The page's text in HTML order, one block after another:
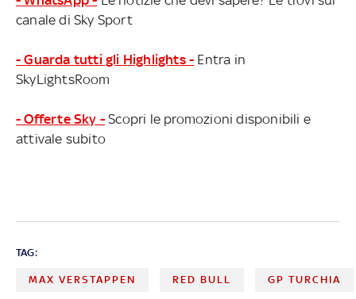
canale di Sky Sport
- Guarda tutti gli Highlights - Entra in
SkyLightsRoom
- Offerte Sky - Scopri le promozioni disponibili e
attivale subito
TAG:
MAX VERSTAPPEN RED BULL GP TURCHIA